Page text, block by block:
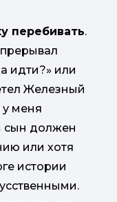
перебивать.
идти?» или
Железный
у меня
сын должен
или хотя
истории